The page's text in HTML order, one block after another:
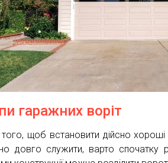
гаражних воріт
щоб встановити дійсно хороші
довго служити, варто спочатку